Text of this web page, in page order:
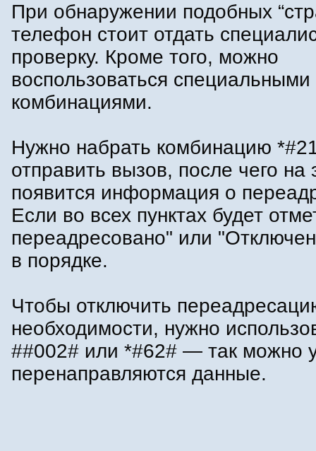
При обнаружении подобных
телефон стоит отдать
проверку. Кроме того, можно
воспользоваться специальными
комбинациями.
Нужно набрать комбинацию
отправить вызов, после чего на
появится информация о
Если во всех пунктах будет
переадресовано" или
в порядке.
Чтобы отключить
необходимости, нужно
##002# или *#62# — так можно
перенаправляются данные.